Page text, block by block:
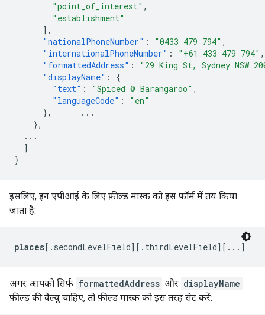
"point_of_interest" ,
"establishment"
],
"nationalPhoneNumber" : "0433 479 794" ,
"internationalPhoneNumber" : "+61 433 479 794" ,
"formattedAddress" :
"29 King St, Sydney NSW
"displayName" :
{
"text" : "Spiced @ Barangaroo" ,
"languageCode" :
"en"
},
...
},
...
]
}
इसलिए, इन एपीआई के लिए फ़ील्ड मास्क को इस फ़ॉर्म में तय किया
जाता है:
places[.secondLevelField][.thirdLevelField][...]
अगर आपको सिर्फ़ formattedAddress और displayName
फ़ील्ड की वैल्यू चाहिए, तो फ़ील्ड मास्क को इस तरह सेट करें: